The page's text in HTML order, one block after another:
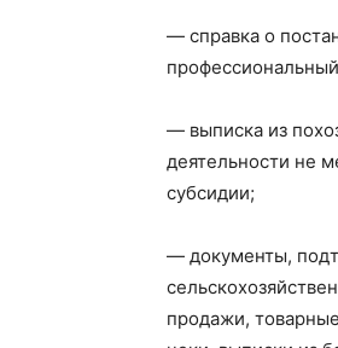
— справка о
— выписка из
деятельности не
субсидии;
— документы,
продажи,